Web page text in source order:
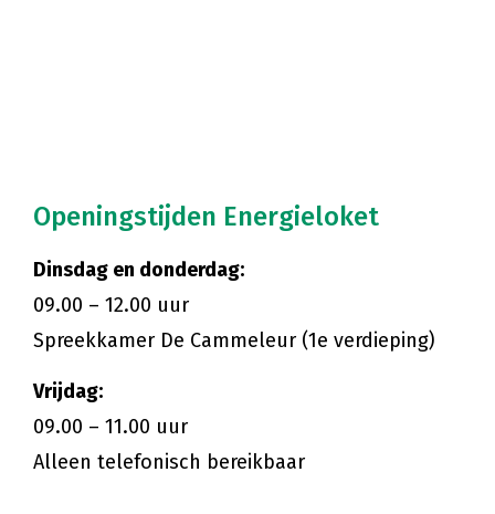
Openingstijden Energieloket
Dinsdag en donderdag:
09.00 – 12.00 uur
Spreekkamer De Cammeleur (1e verdieping)
Vrijdag:
09.00 – 11.00 uur
Alleen telefonisch bereikbaar